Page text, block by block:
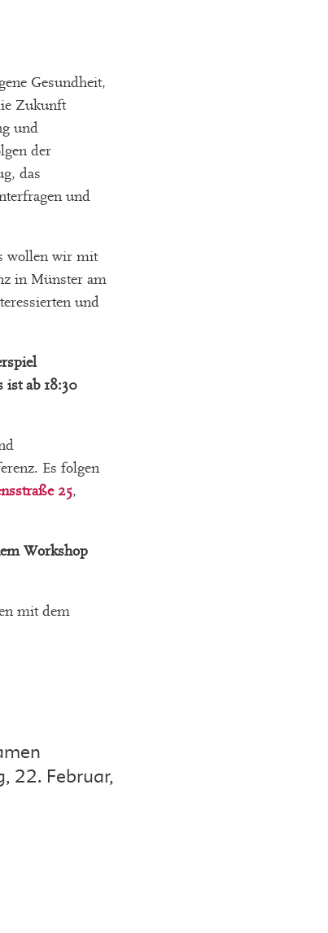
Gesundheit,
Zukunft
und
der
das
und
wollen wir mit
in Münster am
und
ist ab 18:30
Es folgen
25,
Workshop
mit dem
22. Februar,